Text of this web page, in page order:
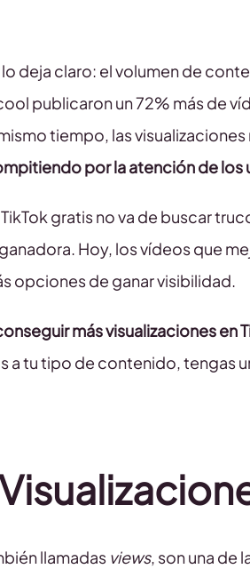
lo deja claro: el volumen de
publicaron un 72% más de
tiempo, las
por la atención de los
gratis no va de buscar
Hoy, los vídeos que
opciones de ganar visibilidad.
más visualizaciones en
a tu tipo de contenido, tengas
llamadas views, son una de